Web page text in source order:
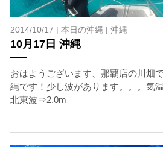
2014/10/17 | 本日の沖縄 | 沖縄
10月17日 沖縄
おはようございます、那覇店の川畑
縄です！少し波があります。。。
北東波⇒2.0m